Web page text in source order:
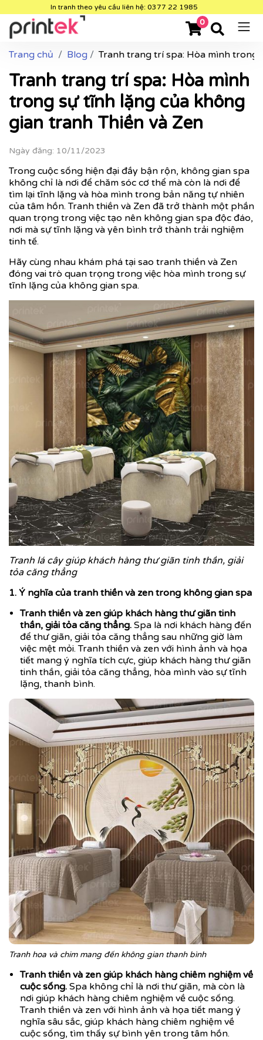
In tranh theo yêu cầu liên hệ: 0377 22 1985
0
Trang chủ Blog Tranh trang trí spa: Hòa mình trong
Tranh trang trí spa: Hòa mình
trong sự tĩnh lặng của không
gian tranh Thiền và Zen
Ngày đăng: 10/11/2023
Trong cuộc sống hiện đại đầy bận rộn, không gian spa
không chỉ là nơi để chăm sóc cơ thể mà còn là nơi để
tìm lại tĩnh lặng và hòa mình trong bản năng tự nhiên
của tâm hồn. Tranh thiền và Zen đã trở thành một phần
quan trọng trong việc tạo nên không gian spa độc đáo,
nơi mà sự tĩnh lặng và yên bình trở thành trải nghiệm
tinh tế.
Hãy cùng nhau khám phá tại sao tranh thiền và Zen
đóng vai trò quan trọng trong việc hòa mình trong sự
tĩnh lặng của không gian spa.
Tranh lá cây giúp khách hàng thư giãn tinh thần, giải
tỏa căng thẳng
1. Ý nghĩa của tranh thiền và zen trong không gian spa
Tranh thiền và zen giúp khách hàng thư giãn tinh
thần, giải tỏa căng thẳng. Spa là nơi khách hàng đến
để thư giãn, giải tỏa căng thẳng sau những giờ làm
việc mệt mỏi. Tranh thiền và zen với hình ảnh và họa
tiết mang ý nghĩa tích cực, giúp khách hàng thư giãn
tinh thần, giải tỏa căng thẳng, hòa mình vào sự tĩnh
lặng, thanh bình.
Tranh hoa và chim mang đến không gian thanh bình
Tranh thiền và zen giúp khách hàng chiêm nghiệm về
cuộc sống. Spa không chỉ là nơi thư giãn, mà còn là
nơi giúp khách hàng chiêm nghiệm về cuộc sống.
Tranh thiền và zen với hình ảnh và họa tiết mang ý
nghĩa sâu sắc, giúp khách hàng chiêm nghiệm về
cuộc sống, tìm thấy sự bình yên trong tâm hồn.